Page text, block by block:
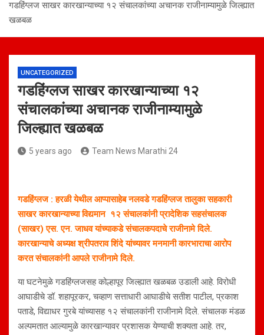
गडहिंग्लज साखर कारखान्याच्या १२ संचालकांच्या अचानक राजीनाम्यामुळे जिल्ह्यात
खळबळ
UNCATEGORIZED
गडहिंग्लज साखर कारखान्याच्या १२
संचालकांच्या अचानक राजीनाम्यामुळे
जिल्ह्यात खळबळ
5 years ago Team News Marathi 24
गडहिंग्लज : हरळी येथील आप्पासाहेब नलवडे गडहिंग्लज तालुका सहकारी
साखर कारखान्याच्या विद्यमान १२ संचालकांनी प्रादेशिक सहसंचालक
(साखर) एस. एन. जाधव यांच्याकडे संचालकपदाचे राजीनामे दिले.
कारखान्याचे अध्यक्ष श्रीपतराव शिंदे यांच्यावर मनमानी कारभाराचा आरोप
करत संचालकांनी आपले राजीनामे दिले.
या घटनेमुळे गडहिंग्लजसह कोल्हापूर जिल्ह्यात खळबळ उडाली आहे. विरोधी
आघाडीचे डॉ. शहापूरकर, चव्हाण सत्ताधारी आघाडीचे सतीश पाटील, प्रकाश
पताडे, विद्याधर गुरबे यांच्यासह १२ संचालकांनी राजीनामे दिले. संचालक मंडळ
अल्पमतात आल्यामुळे कारखान्यावर प्रशासक येण्याची शक्यता आहे. तर,